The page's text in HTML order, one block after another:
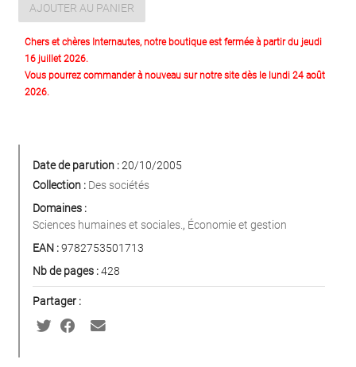
AJOUTER AU PANIER
Chers et chères Internautes, notre boutique est fermée à partir du jeudi
16 juillet 2026.
Vous pourrez commander à nouveau sur notre site dès le lundi 24 août
2026.
Date de parution :20/10/2005
Collection : Des sociétés
Domaines :
Sciences humaines et sociales., Économie et gestion
EAN :9782753501713
Nb de pages :428
Partager :